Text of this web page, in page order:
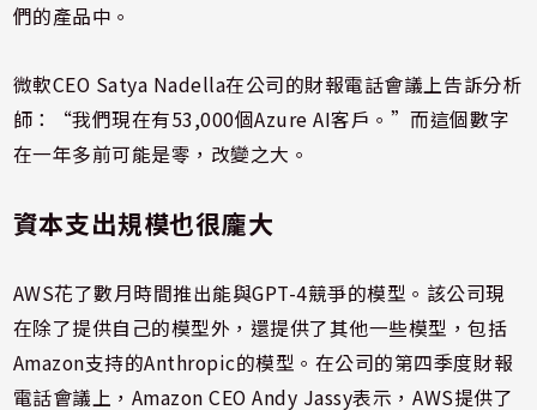
們的產品中。
微軟CEO Satya Nadella在公司的財報電話會議上告訴分析
師：“我們現在有53,000個Azure AI客戶。”而這個數字
在一年多前可能是零，改變之大。
資本支出規模也很龐大
AWS花了數月時間推出能與GPT-4競爭的模型。該公司現
在除了提供自己的模型外，還提供了其他一些模型，包括
Amazon支持的Anthropic的模型。在公司的第四季度財報
電話會議上，Amazon CEO Andy Jassy表示，AWS提供了